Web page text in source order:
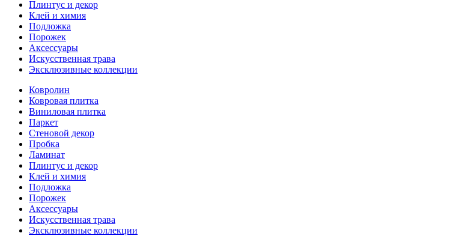
Плинтус и декор
Клей и химия
Подложка
Порожек
Аксессуары
Искусственная трава
Эксклюзивные коллекции
Ковролин
Ковровая плитка
Виниловая плитка
Паркет
Стеновой декор
Пробка
Ламинат
Плинтус и декор
Клей и химия
Подложка
Порожек
Аксессуары
Искусственная трава
Эксклюзивные коллекции